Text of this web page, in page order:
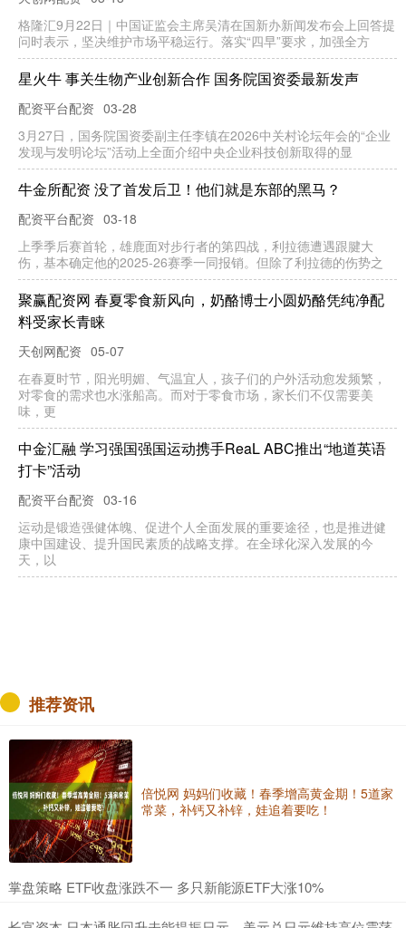
格隆汇9月22日｜中国证监会主席吴清在国新办新闻发布会上回答提
问时表示，坚决维护市场平稳运行。落实“四早”要求，加强全方
星火牛 事关生物产业创新合作 国务院国资委最新发声
配资平台配资 03-28
3月27日，国务院国资委副主任李镇在2026中关村论坛年会的“企业
发现与发明论坛”活动上全面介绍中央企业科技创新取得的显
牛金所配资 没了首发后卫！他们就是东部的黑马？
配资平台配资 03-18
上季季后赛首轮，雄鹿面对步行者的第四战，利拉德遭遇跟腱大
伤，基本确定他的2025-26赛季一同报销。但除了利拉德的伤势之
聚赢配资网 春夏零食新风向，奶酪博士小圆奶酪凭纯净配
料受家长青睐
天创网配资 05-07
在春夏时节，阳光明媚、气温宜人，孩子们的户外活动愈发频繁，
对零食的需求也水涨船高。而对于零食市场，家长们不仅需要美
味，更
中金汇融 学习强国强国运动携手ReaL ABC推出“地道英语
打卡”活动
配资平台配资 03-16
运动是锻造强健体魄、促进个人全面发展的重要途径，也是推进健
康中国建设、提升国民素质的战略支撑。在全球化深入发展的今
天，以
推荐资讯
倍悦网 妈妈们收藏！春季增高黄金期！5道家
常菜，补钙又补锌，娃追着要吃！
​掌盘策略 ETF收盘涨跌不一 多只新能源ETF大涨10%